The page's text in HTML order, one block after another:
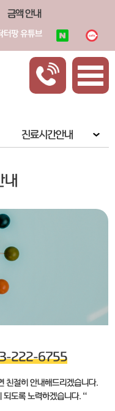
금액 안내
터팡 유튜브
진료시간안내
내
222-6755
친절히 안내해드리겠습니다.
되도록 노력하겠습니다. “